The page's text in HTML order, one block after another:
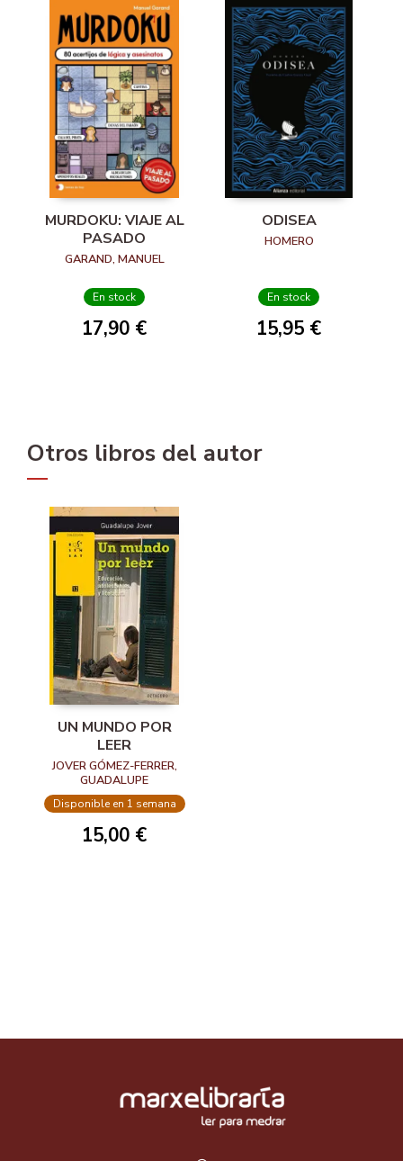
MURDOKU: VIAJE AL
PASADO
GARAND, MANUEL
En stock
17,90 €
ODISEA
HOMERO
En stock
15,95 €
Otros libros del autor
UN MUNDO POR
LEER
JOVER GÓMEZ-FERRER,
GUADALUPE
Disponible en 1 semana
15,00 €